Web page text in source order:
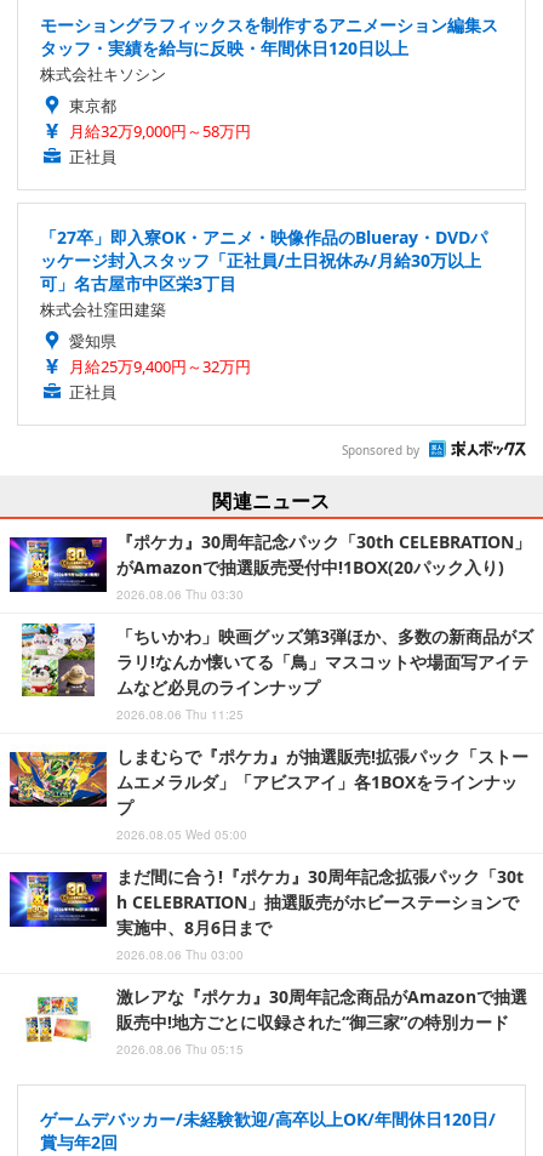
モーショングラフィックスを制作するアニメーション編集ス
タッフ・実績を給与に反映・年間休日120日以上
株式会社キソシン
東京都
月給32万9,000円～58万円
正社員
「27卒」即入寮OK・アニメ・映像作品のBlueray・DVDパ
ッケージ封入スタッフ「正社員/土日祝休み/月給30万以上
可」名古屋市中区栄3丁目
株式会社窪田建築
愛知県
月給25万9,400円～32万円
正社員
Sponsored by
関連ニュース
『ポケカ』30周年記念パック「30th CELEBRATION」
がAmazonで抽選販売受付中!1BOX(20パック入り)
2026.08.06 Thu 03:30
「ちいかわ」映画グッズ第3弾ほか、多数の新商品がズ
ラリ!なんか懐いてる「鳥」マスコットや場面写アイテ
ムなど必見のラインナップ
2026.08.06 Thu 11:25
しまむらで『ポケカ』が抽選販売!拡張パック「ストー
ムエメラルダ」「アビスアイ」各1BOXをラインナッ
プ
2026.08.05 Wed 05:00
まだ間に合う!『ポケカ』30周年記念拡張パック「30t
h CELEBRATION」抽選販売がホビーステーションで
実施中、8月6日まで
2026.08.06 Thu 03:00
激レアな『ポケカ』30周年記念商品がAmazonで抽選
販売中!地方ごとに収録された“御三家”の特別カード
2026.08.06 Thu 05:15
ゲームデバッカー/未経験歓迎/高卒以上OK/年間休日120日/
賞与年2回